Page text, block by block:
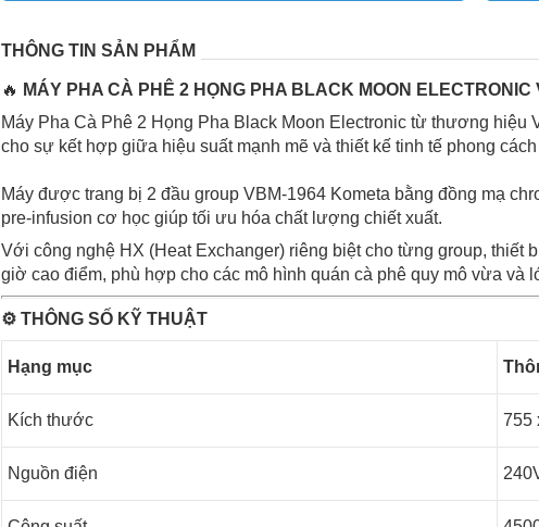
THÔNG TIN SẢN PHẨM
🔥 MÁY PHA CÀ PHÊ 2 HỌNG PHA BLACK MOON ELECTRONIC
Máy Pha Cà Phê 2 Họng Pha Black Moon Electronic từ thương hiệu
cho sự kết hợp giữa hiệu suất mạnh mẽ và thiết kế tinh tế phong cách
Máy được trang bị 2 đầu group VBM-1964 Kometa bằng đồng mạ
pre-infusion cơ học giúp tối ưu hóa chất lượng chiết xuất.
Với công nghệ HX (Heat Exchanger) riêng biệt cho từng group, thiết
giờ cao điểm, phù hợp cho các mô hình quán cà phê quy mô vừa và
⚙️ THÔNG SỐ KỸ THUẬT
Hạng mục
Kích thước 755
Nguồn điện